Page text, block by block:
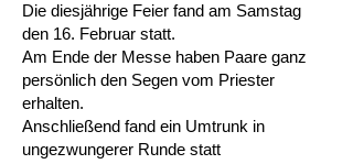
Die diesjährige Feier fand am Samstag
den 16. Februar statt.
Am Ende der Messe haben Paare ganz
persönlich den Segen vom Priester
erhalten.
Anschließend fand ein Umtrunk in
ungezwungerer Runde statt